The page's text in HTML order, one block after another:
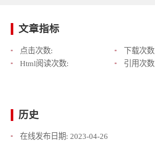
文章指标
点击次数:
下载次
Html阅读次数:
引用次
历史
在线发布日期: 2023-04-26